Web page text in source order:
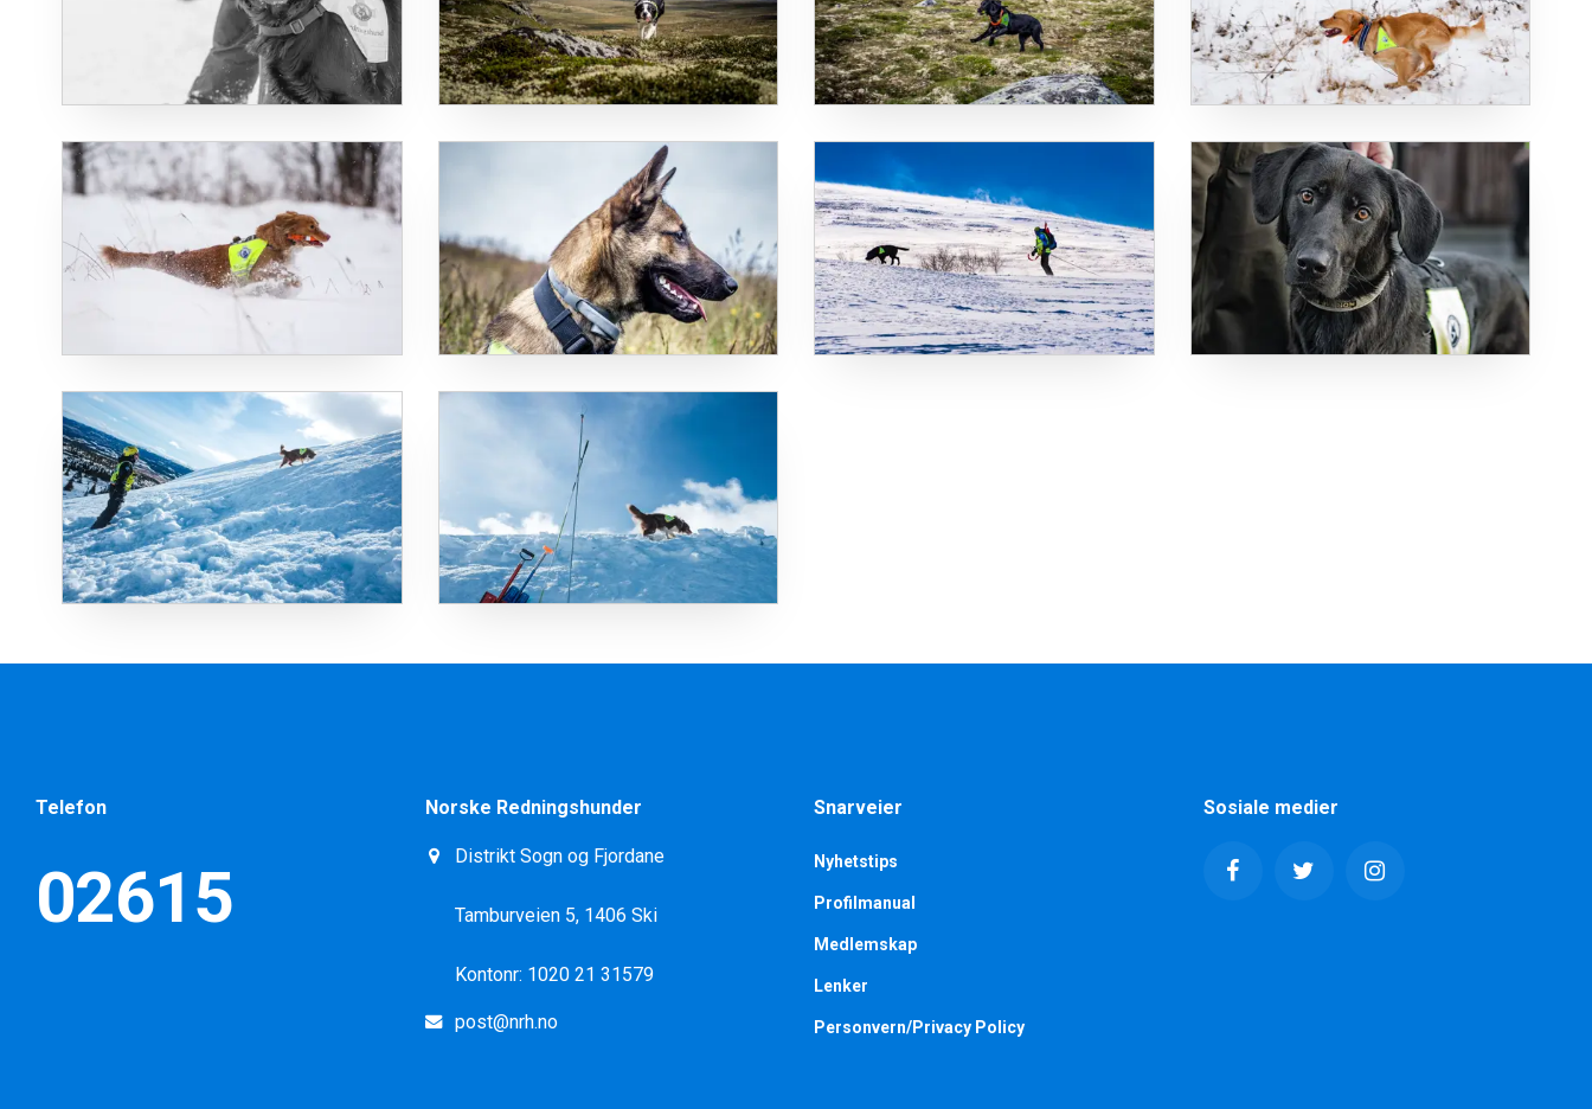
Telefon
02615
Norske Redningshunder
Distrikt Sogn og Fjordane
Tamburveien 5, 1406 Ski
Kontonr: 1020 21 31579
post@nrh.no
Snarveier
Nyhetstips
Profilmanual
Medlemskap
Lenker
Personvern/Privacy Policy
Sosiale medier